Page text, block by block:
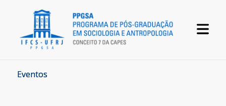
Eventos